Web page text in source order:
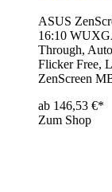
ASUS
16:10
Through,
Flicker Free,
ZenScreen
ab 146,53 €*
Zum Shop